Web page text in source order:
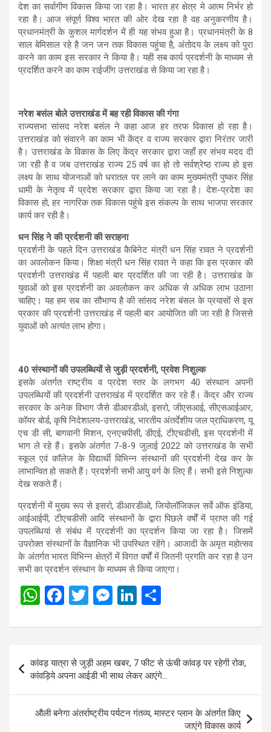
देश का सर्वागीण विकास किया जा रहा है। भारत हर क्षेत्र मे आत्म निर्भर हो
रहा है। आज संपूर्ण विश्व भारत की ओर देख रहा है वह अनुकरणीय है।
प्रधानमंत्री के कुशल मार्गदर्शन में ही यह संभव हुआ है। प्रधानमंत्री के 8
साल बेमिसाल रहे है जन जन तक विकास पहुंचा है, अंतोदय के लक्ष्य को पुरा
करने का काम इस सरकार ने किया है। यही सब कार्य प्रदर्शनी के माध्यम से
प्रदर्शित करने का काम राईजींग उत्तराखंड से किया जा रहा है।
नरेश बसंल बोले उत्तराखंड में बह रही विकास की गंगा
राज्यसभा सांसद नरेश बसंल ने कहा आज हर तरफ विकास हो रहा है।
उत्तराखंड को संवारने का काम भी केंद्र व राज्य सरकार द्वारा निरंतर जारी
है। उत्तराखंड के विकास के लिए केंद्र सरकार द्वारा जहाँ हर संभव मदद दी
जा रही है व जब उत्तराखंड राज्य 25 वर्ष का हो तो सर्वश्रेष्ठ राज्य हो इस
लक्ष्य के साथ योजनाओं को धरातल पर लाने का काम मुख्यमंत्री पुष्कर सिंह
धामी के नेतृत्व में प्रदेश सरकार द्वारा किया जा रहा है। देश-प्रदेश का
विकास हो, हर नागरिक तक विकास पहुंचे इस संकल्प के साथ भाजपा सरकार
कार्य कर रही है।
धन सिंह ने की प्रर्दशनी की सराहना
प्रदर्शनी के पहले दिन उत्तराखंड कैबिनेट मंत्री धन सिंह रावत ने प्रदर्शनी
का अवलोकन किया। शिक्षा मंत्री धन सिंह रावत ने कहा कि इस प्रकार की
प्रदर्शनी उत्तराखंड में पहली बार प्रदर्शित की जा रही है। उत्तराखंड के
युवाओं को इस प्रदर्शनी का अवलोकन कर अधिक से अधिक लाभ उठाना
चाहिए। यह हम सब का सौभाग्य है की सांसद नरेश बंसल के प्रयासों से इस
प्रकार की प्रदर्शनी उत्तराखंड में पहली बार आयोजित की जा रही है जिससे
युवाओं को अत्यंत लाभ होगा।
40 संस्थानों की उपलब्धियों से जुड़ी प्रदर्शनी, प्रवेश निशुल्क
इसके अंतर्गत राष्ट्रीय व प्रदेश स्तर के लगभग 40 संस्थान अपनी
उपलब्धियों की प्रदर्शनी उत्तराखंड में प्रदर्शित कर रहे हैं। केंद्र और राज्य
सरकार के अनेक विभाग जैसे डीआरडीओ, इसरो, जीएसआई, सीएसआईआर,
कॉयर बोर्ड, कृषि निदेशालय-उत्तराखंड, भारतीय अंतर्देशीय जल प्राधिकरण, यू
एच डी सी, बागवानी मिशन, एनएचपीसी, डीएई, टीएचडीसी, इस प्रदर्शनी में
भाग ले रहे हैं। इसके अंतर्गत 7-8-9 जुलाई 2022 को उत्तराखंड के सभी
स्कूल एवं कॉलेज के विद्यार्थी विभिन्न संस्थानों की प्रदर्शनी देख कर के
लाभान्वित हो सकते हैं। प्रदर्शनी सभी आयु वर्ग के लिए हैं। सभी इसे निशुल्क
देख सकते हैं।
प्रदर्शनी में मुख्य रूप से इसरो, डीआरडीओ, जियोलॉजिकल सर्वे ऑफ इंडिया,
आईआईपी, टीएचडीसी आदि संस्थानों के द्वारा पिछले वर्षों में प्राप्त की गई
उपलब्धियां से संबंध में प्रदर्शनी का प्रदर्शन किया जा रहा है। जिसमें
उपरोक्त संस्थानों के वैज्ञानिक भी उपस्थित रहेंगे। आजादी के अमृत महोत्सव
के अंतर्गत भारत विभिन्न क्षेत्रों में विगत वर्षों में जितनी प्रगति कर रहा है उन
सभी का प्रदर्शन संस्थान के माध्यम से किया जाएगा।
W
at
A
p
p
F
ce
b
o
o
k
T
tt
er
M
se
g
er
Li
ke
dI
n
ar
e
Post
navigation
कांवड़ यात्रा से जुड़ी अहम खबर, 7 फीट से ऊंची कांवड़ पर रहेगी रोक,
कांवड़िये अपना आईडी भी साथ लेकर आएंगे…
औली बनेगा अंतर्राष्ट्रीय पर्यटन गंतव्य, मास्टर प्लान के अंतर्गत किए
जाएंगे विकास कार्य